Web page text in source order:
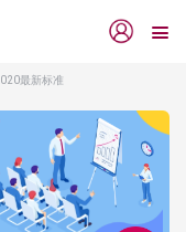
最新标准